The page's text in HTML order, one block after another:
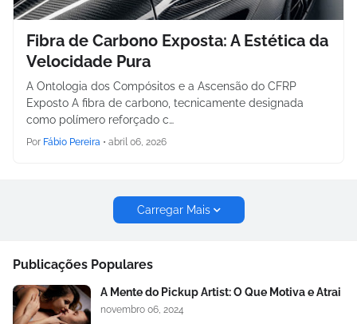
Fibra de Carbono Exposta: A Estética da
Velocidade Pura
A Ontologia dos Compósitos e a Ascensão do CFRP
Exposto A fibra de carbono, tecnicamente designada
como polímero reforçado c…
Por Fábio Pereira • abril 06, 2026
Carregar Mais
Publicações Populares
A Mente do Pickup Artist: O Que Motiva e Atrai
novembro 06, 2024